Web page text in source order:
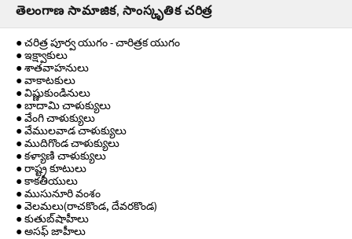
తెలంగాణ సామాజిక, సాంస్కృతిక చరిత్ర
● చరిత్ర పూర్వ యుగం - చారిత్రక యుగం
● ఇక్ష్వాకులు
● శాతవాహనులు
● వాకాటకులు
● విష్ణుకుండినులు
● బాదామి చాళుక్యులు
● వేంగి చాళుక్యులు
● వేములవాడ చాళుక్యులు
● ముదిగొండ చాళుక్యులు
● కళ్యాణి చాళుక్యులు
● రాష్ట్ర కూటులు
● కాకతీయులు
● ముసునూరి వంశం
● వెలమలు(రాచకొండ, దేవరకొండ)
● కుతుబ్‌షాహీలు
● అసఫ్ జాహీలు